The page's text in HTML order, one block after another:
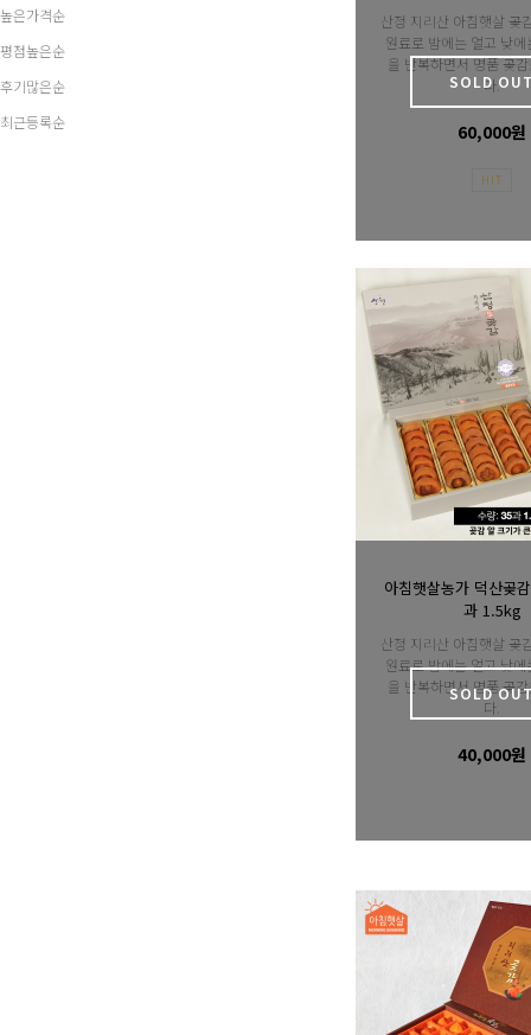
높은가격순
평점높은순
후기많은순
최근등록순
산청 지리산 아침햇살 곶
원료로 밤에는 얼고 낮
을 반복하면서 명품 곶
다.
60,000원
HIT
SOLD
아침햇살농가 덕산곶
과 1.5kg
산청 지리산 아침햇살 곶
원료로 밤에는 얼고 낮
을 반복하면서 명품 곶
다.
40,000원
SOLD